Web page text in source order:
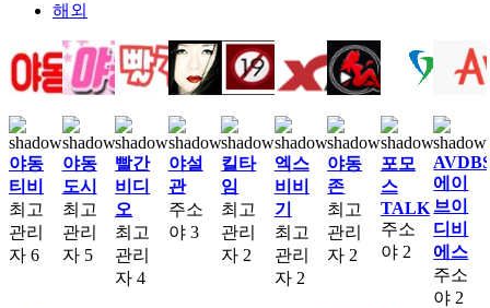
해외
야동
티비
최고
관리
자 6
야동
도시
최고
관리
자 5
빨간
비디
오
최고
관리
자 4
야설
관
주소
야 3
킬타
임
최고
관리
자 2
엑스
비비
기
최고
관리
자 2
야동
존
최고
관리
자 2
포모
스
TALK
주소
야 2
에이
브이
디비
에스
주소
야 2